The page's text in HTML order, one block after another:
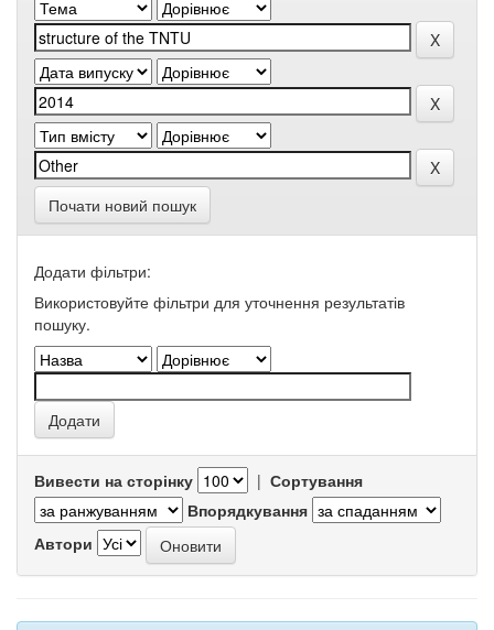
Почати новий пошук
Додати фільтри:
Використовуйте фільтри для уточнення результатів
пошуку.
Вивести на сторінку | Сортування
Впорядкування
Автори